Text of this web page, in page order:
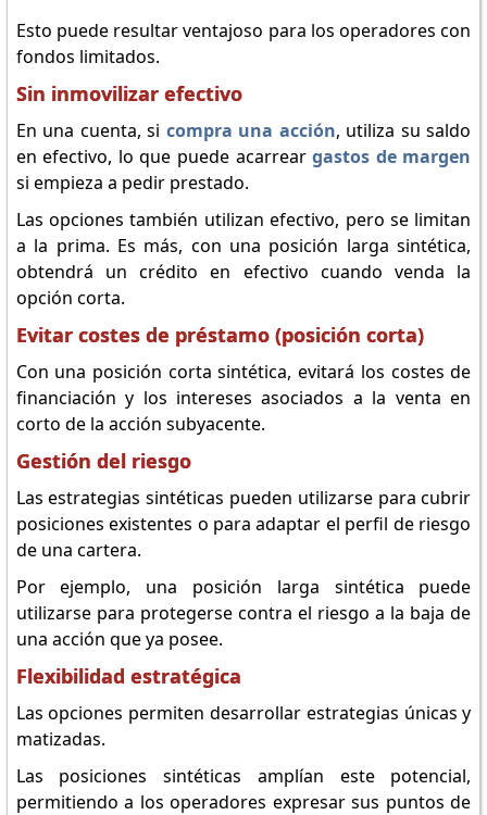
Esto puede resultar ventajoso para los operadores con
fondos limitados.
Sin inmovilizar efectivo
En una cuenta, si compra una acción, utiliza su saldo
en efectivo, lo que puede acarreargastos de margen
si empieza a pedir prestado.
Las opciones también utilizan efectivo, pero se limitan
a la prima. Es más, con una posición larga sintética,
obtendrá un crédito en efectivo cuando venda la
opción corta.
Evitar costes de préstamo (posición corta)
Con una posición corta sintética, evitará los costes de
financiación y los intereses asociados a la venta en
corto de la acción subyacente.
Gestión del riesgo
Las estrategias sintéticas pueden utilizarse para cubrir
posiciones existentes o para adaptar el perfil de riesgo
de una cartera.
Por ejemplo, una posición larga sintética puede
utilizarse para protegerse contra el riesgo a la baja de
una acción que ya posee.
Flexibilidad estratégica
Las opciones permiten desarrollar estrategias únicas y
matizadas.
Las posiciones sintéticas amplían este potencial,
permitiendo a los operadores expresar sus puntos de